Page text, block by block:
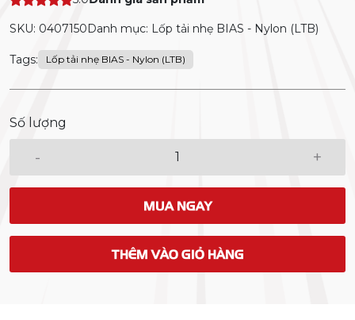
SKU: 0407150Danh mục: Lốp tải nhẹ BIAS - Nylon (LTB)
Tags: Lốp tải nhẹ BIAS - Nylon (LTB)
Số lượng
- +
MUA NGAY
THÊM VÀO GIỎ HÀNG